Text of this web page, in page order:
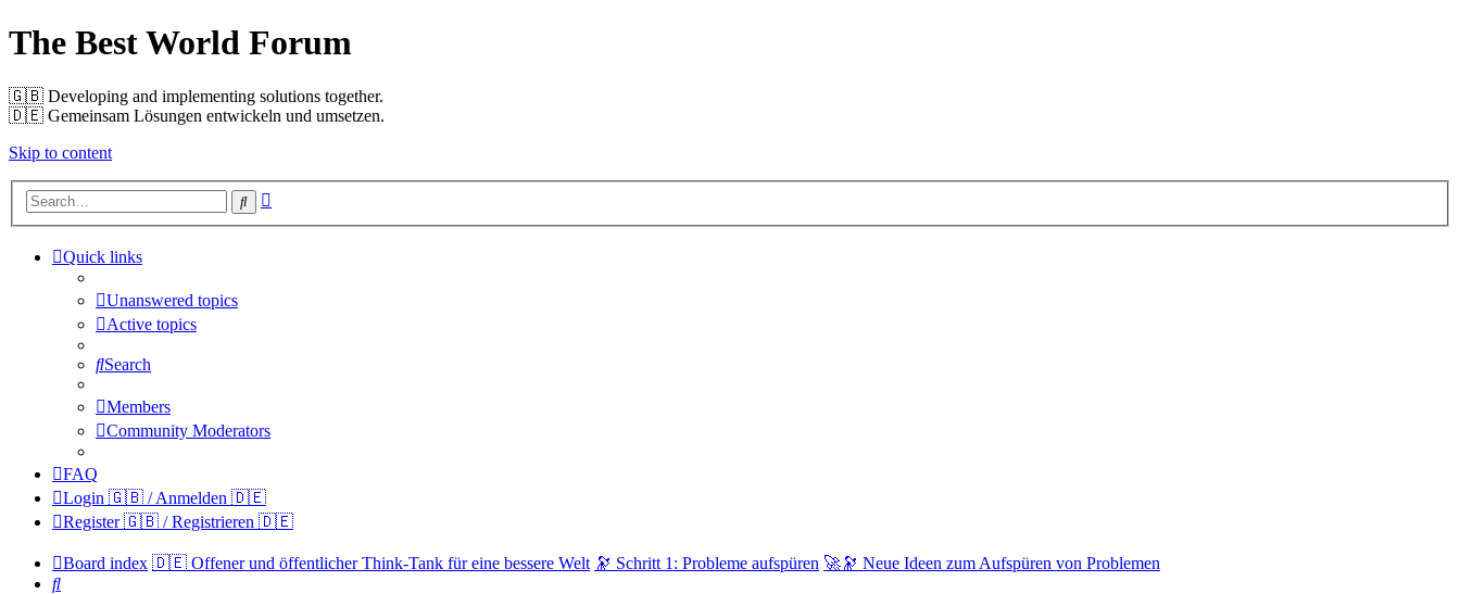
The Best World Forum
🇬🇧️ Developing and implementing solutions together.
🇩🇪️ Gemeinsam Lösungen entwickeln und umsetzen.
Skip to content
Search
Quick links
Unanswered topics
Active topics
Search
Members
Community Moderators
FAQ
Login 🇬🇧 / Anmelden 🇩🇪
Register 🇬🇧 / Registrieren 🇩🇪
Board index 🇩🇪 Offener und öffentlicher Think-Tank für eine bessere Welt 🔭 Schritt 1: Probleme aufspüren 🚀🔭 Neue Ideen zum Aufspüren von Problemen
Search